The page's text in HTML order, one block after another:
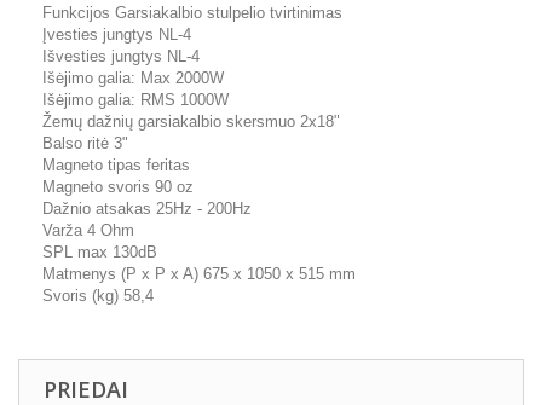
Funkcijos Garsiakalbio stulpelio tvirtinimas
Įvesties jungtys NL-4
Išvesties jungtys NL-4
Išėjimo galia: Max 2000W
Išėjimo galia: RMS 1000W
Žemų dažnių garsiakalbio skersmuo 2x18"
Balso ritė 3"
Magneto tipas feritas
Magneto svoris 90 oz
Dažnio atsakas 25Hz - 200Hz
Varža 4 Ohm
SPL max 130dB
Matmenys (P x P x A) 675 x 1050 x 515 mm
Svoris (kg) 58,4
PRIEDAI